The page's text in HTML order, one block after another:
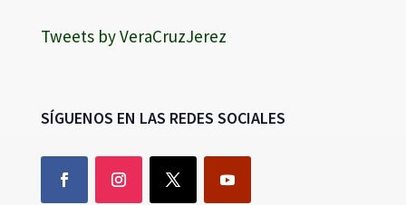
Tweets by VeraCruzJerez
SÍGUENOS EN LAS REDES SOCIALES